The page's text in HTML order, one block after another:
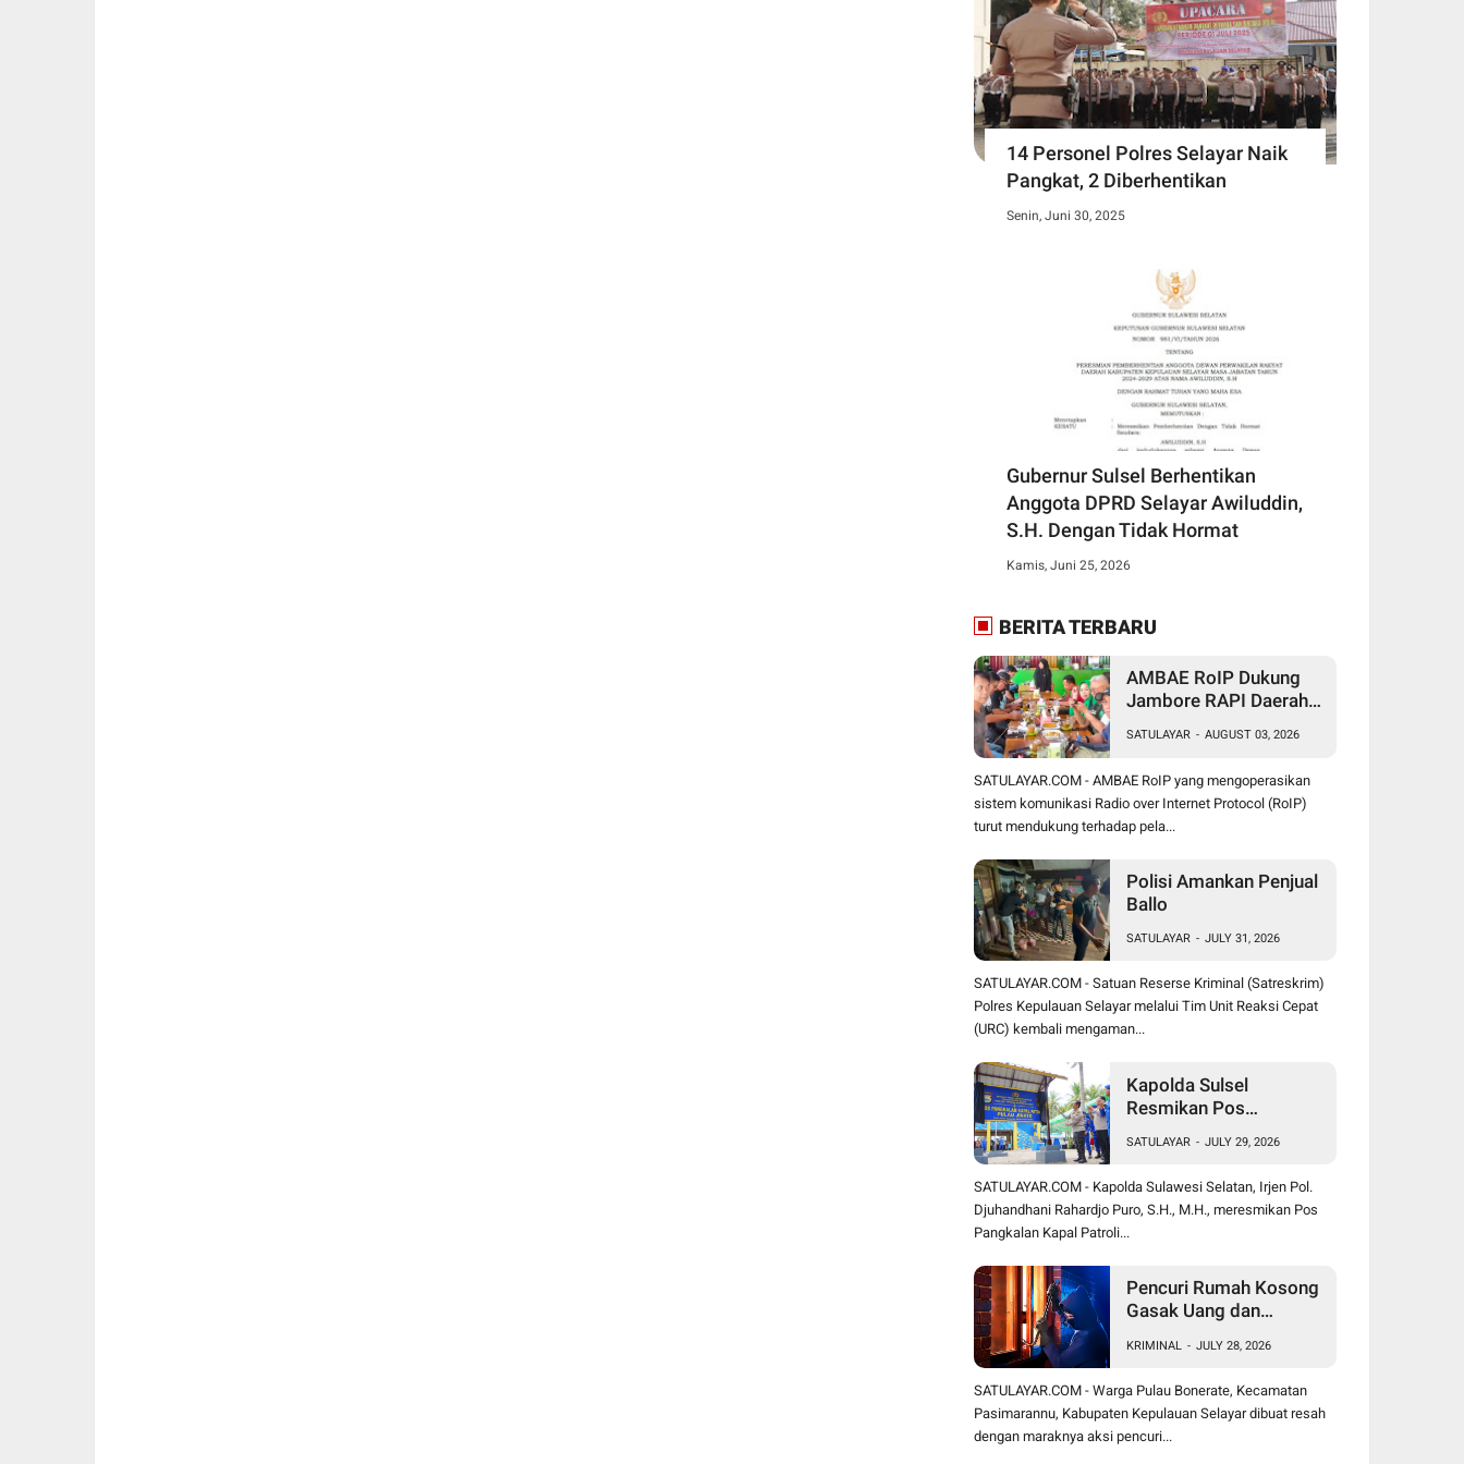
14 Personel Polres Selayar Naik
Pangkat, 2 Diberhentikan
Senin, Juni 30, 2025
Gubernur Sulsel Berhentikan
Anggota DPRD Selayar Awiluddin,
S.H. Dengan Tidak Hormat
Kamis, Juni 25, 2026
BERITA TERBARU
AMBAE RoIP Dukung
Jambore RAPI Daerah
SATULAYAR - AUGUST 03, 2026
SATULAYAR.COM - AMBAE RoIP yang mengoperasikan
sistem komunikasi Radio over Internet Protocol (RoIP)
turut mendukung terhadap pela...
Polisi Amankan Penjual
Ballo
SATULAYAR - JULY 31, 2026
SATULAYAR.COM - Satuan Reserse Kriminal (Satreskrim)
Polres Kepulauan Selayar melalui Tim Unit Reaksi Cepat
(URC) kembali mengaman...
Kapolda Sulsel
Resmikan Pos
Polairud di Pulau Jinato
Selayar
SATULAYAR - JULY 29, 2026
SATULAYAR.COM - Kapolda Sulawesi Selatan, Irjen Pol.
Djuhandhani Rahardjo Puro, S.H., M.H., meresmikan Pos
Pangkalan Kapal Patroli...
Pencuri Rumah Kosong
Gasak Uang dan
Bonerate Rugi Puluhan
Juta Rupiah
KRIMINAL - JULY 28, 2026
SATULAYAR.COM - Warga Pulau Bonerate, Kecamatan
Pasimarannu, Kabupaten Kepulauan Selayar dibuat resah
dengan maraknya aksi pencuri...